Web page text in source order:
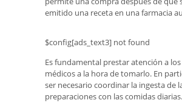
emitido una receta en una farmacia
$config[ads_text3] not found
Es fundamental prestar atención a
médicos a la hora de tomarlo. En
ser necesario coordinar la ingesta de
preparaciones con las comidas diarias.